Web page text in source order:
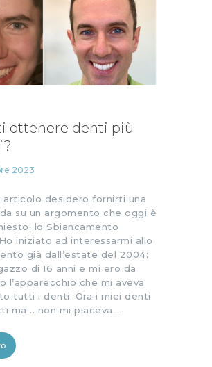
ottenere denti più
2023
articolo desidero fornirti una
su un argomento che oggi è
lo Sbiancamento
iniziato ad interessarmi allo
già dall’estate del 2004:
di 16 anni e mi ero da
l’apparecchio che mi aveva
tutti i denti. Ora i miei denti
ma .. non mi piaceva…